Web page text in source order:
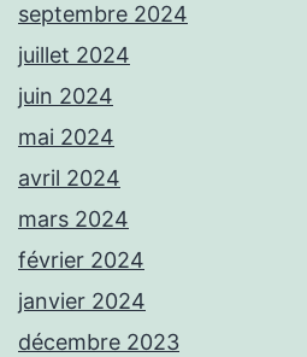
septembre 2024
juillet 2024
juin 2024
mai 2024
avril 2024
mars 2024
février 2024
janvier 2024
décembre 2023